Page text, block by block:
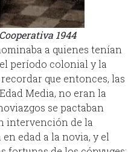
1944
a quienes tenían
período colonial y la
que entonces, las
Media, no eran la
se pactaban
intervención de la
edad a la novia, y el